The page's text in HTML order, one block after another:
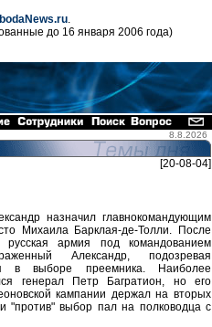
.
до 16 января 2006 года)
8.8.2026
[20-08-04]
назначил главнокомандующим
Михаила Барклая-де-Толли. После
армия под командованием
Александр, подозревая
в выборе преемника. Наиболее
генерал Петр Багратион, но его
кампании держал на вторых
"против" выбор пал на полководца с